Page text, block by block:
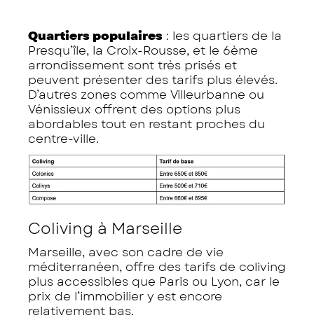
Quartiers populaires : les quartiers de la
Presqu’île, la Croix-Rousse, et le 6ème
arrondissement sont très prisés et
peuvent présenter des tarifs plus élevés.
D’autres zones comme Villeurbanne ou
Vénissieux offrent des options plus
abordables tout en restant proches du
centre-ville.
Coliving à Marseille
Marseille, avec son cadre de vie
méditerranéen, offre des tarifs de coliving
plus accessibles que Paris ou Lyon, car le
prix de l’immobilier y est encore
relativement bas.